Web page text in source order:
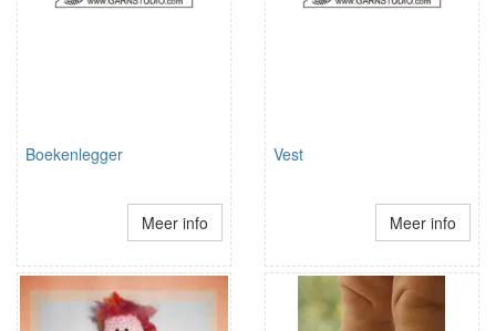
Boekenlegger
Meer info
Vest
Meer info